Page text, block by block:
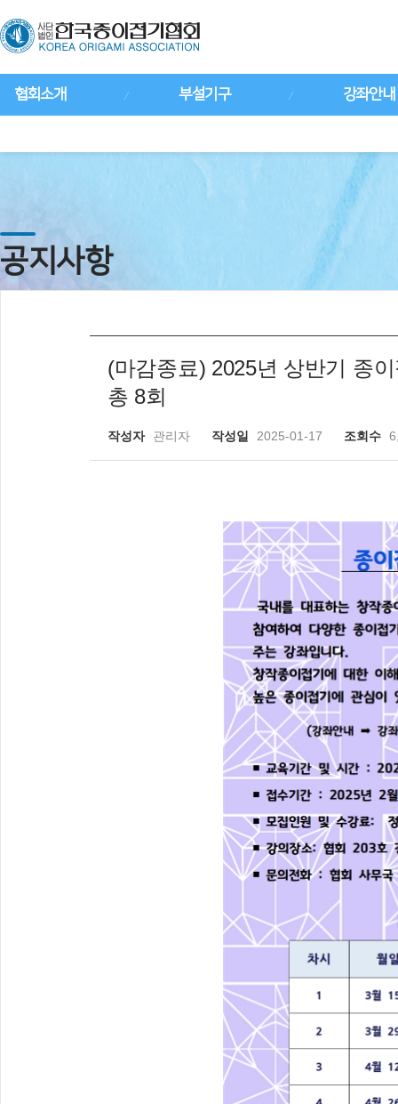
협회소개 부설기구 강좌안내
공지사항
(마감종료) 2025년 상반기 종
총 8회
작성자 관리자 작성일 2025-01-17 조회수